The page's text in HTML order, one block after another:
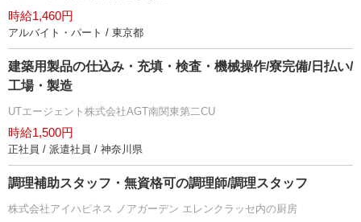
時給1,460円
アルバイト・パート / 東京都
建築用製品の仕込み・充填・検査・機械操作/寮完備/日払い/
工場・製造
UTエージェント株式会社AGT南関東第二CU
時給1,500円
正社員 / 派遣社員 / 神奈川県
調理補助スタッフ・無資格可の調理師/調理スタッフ
株式会社アイハピネス ノアガーデン エレンクラッセ内の厨房